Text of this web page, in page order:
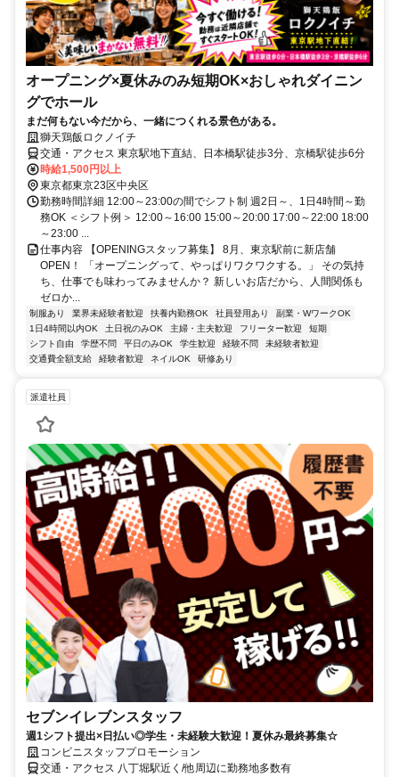
オープニング×夏休みのみ短期OK×おしゃれダイニン
グでホール
まだ何もない今だから、一緒につくれる景色がある。
獅天鶏飯ロクノイチ
交通・アクセス 東京駅地下直結、日本橋駅徒歩3分、京橋駅徒歩6分
時給1,500円以上
東京都東京23区中央区
勤務時間詳細 12:00～23:00の間でシフト制 週2日～、1日4時間～勤
務OK ＜シフト例＞ 12:00～16:00 15:00～20:00 17:00～22:00 18:00
～23:00 ...
仕事内容 【OPENINGスタッフ募集】 8月、東京駅前に新店舗
OPEN！ 「オープニングって、やっぱりワクワクする。」 その気持
ち、仕事でも味わってみませんか？ 新しいお店だから、人間関係も
ゼロか...
制服あり 業界未経験者歓迎 扶養内勤務OK 社員登用あり
副業・WワークOK
1日4時間以内OK
土日祝のみOK 主婦・主夫歓迎 フリーター歓迎
短期
シフト自由
学歴不問 平日のみOK 学生歓迎 経験不問
未経験者歓迎
交通費全額支給
経験者歓迎 ネイルOK 研修あり
派遣社員
セブンイレブンスタッフ
週1シフト提出×日払い◎学生・未経験大歓迎！夏休み最終募集☆
コンビニスタッフプロモーション
交通・アクセス 八丁堀駅近く/他周辺に勤務地多数有